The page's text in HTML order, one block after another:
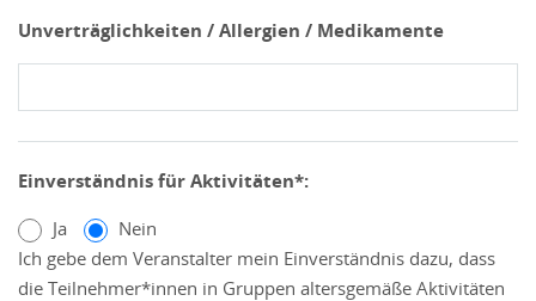
Unverträglichkeiten / Allergien / Medikamente
Einverständnis für Aktivitäten*:
Ja
Nein
Ich gebe dem Veranstalter mein Einverständnis dazu, dass
die Teilnehmer*innen in Gruppen altersgemäße Aktivitäten